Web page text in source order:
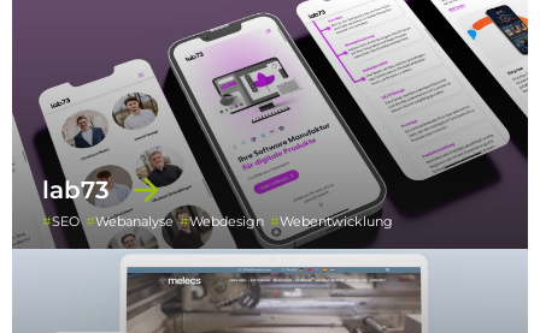
lab73
SEO Webanalyse Webdesign Webentwicklung